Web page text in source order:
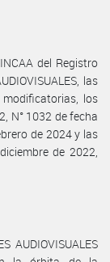
del Registro
las
los
N° 1032 de fecha
de 2024 y las
de 2022,
AUDIOVISUALES